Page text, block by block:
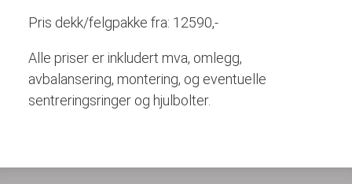
Pris dekk/felgpakke fra: 12590,-
Alle priser er inkludert mva, omlegg,
avbalansering, montering, og eventuelle
sentreringsringer og hjulbolter.